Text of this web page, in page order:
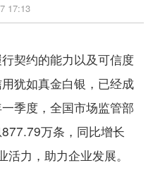
17:13
契约的能力以及可信度
犹如真金白银，已经成
季度，全国市场监管部
万条，同比增长
力，助力企业发展。